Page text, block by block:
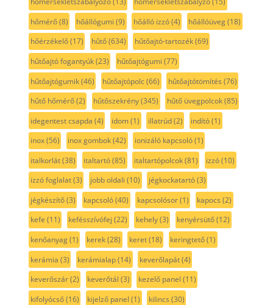
hőmérő(8) hőállógumi (9) hőálló izzó(4) hőállóüveg(18)
hőérzékelő(17) hűtő(634) hűtőajtó-tartozék(69)
hűtőajtó fogantyúk(23) hűtőajtógumi (77)
hűtőajtógumik(46) hűtőajtópolc(66) hűtőajtótömítés (76)
hűtő hőmérő(2) hűtőszekrény(345) hűtő üvegpolcok(85)
idegentest csapda (4) idom(1) illatrúd(2) indító(1)
inox(56) inox gombok(42) ionizáló kapcsoló(1)
italkorlát(38) italtartó(85) italtartópolcok(81) izzó(10)
izzó foglalat(3) jobb oldali (10) jégkockatartó(3)
jégkészítő(3) kapcsoló(40) kapcsolósor(1) kapocs (2)
kefe (11) kefésszívófej (22) kehely(3) kenyérsütő(12)
kenőanyag(1) kerek(28) keret(18) keringtető(1)
kerámia (3) kerámialap(14) keverőlapát(4)
keverőszár(2) keverőtál (3) kezelő panel (11)
kifolyócső(16) kijelző panel (1) kilincs (30)